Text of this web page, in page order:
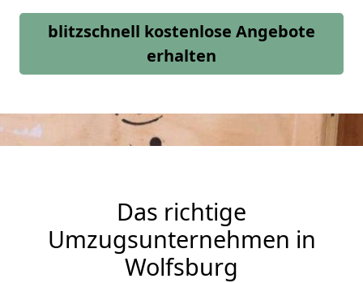
blitzschnell kostenlose Angebote
erhalten
Das richtige
Umzugsunternehmen in
Wolfsburg